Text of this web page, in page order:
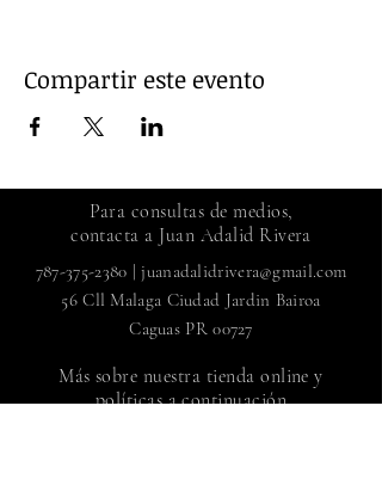
Compartir este evento
Para consultas de medios,
contacta a Juan Adalid Rivera
787-375-2380 |juanadalidrivera@gmail.com
56 Cll Malaga Ciudad Jardin Bairoa
Caguas PR 00727
Más sobre nuestra tienda online y
políticas a continuación